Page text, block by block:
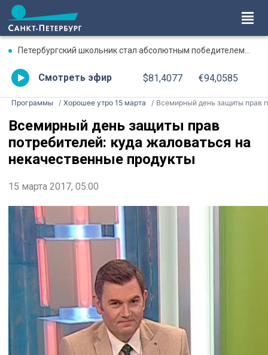
Петербургский школьник стал абсолютным победителем Международной олимпиады по ИИ
Смотреть эфир $81,4077 €94,0585
Программы Хорошее утро 15 марта Всемирный день защиты прав потребителей: куда жаловаться на некачественные продукты
Всемирный день защиты прав
потребителей: куда жаловаться на
некачественные продукты
15 марта 2017, 05:00